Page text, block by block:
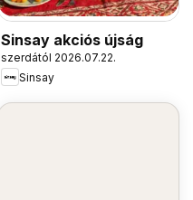
Sinsay akciós újság
szerdától 2026.07.22.
Sinsay